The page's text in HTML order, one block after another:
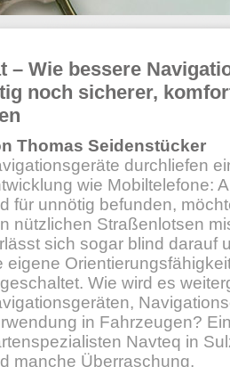
– Wie bessere
noch sicherer,
Thomas Seidenstücker
durchliefen
wie Mobiltelefone:
für unnötig befunden,
nützlichen Straßenlotsen
sich sogar blind darauf
eigene
Wie wird es
in Fahrzeugen?
Navteq in
manche Überraschung.